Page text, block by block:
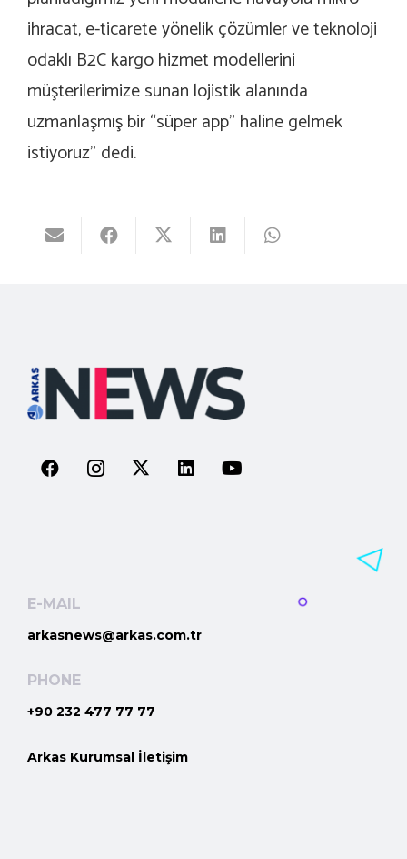
ihracat, e-ticarete yönelik çözümler ve teknoloji
odaklı B2C kargo hizmet modellerini
müşterilerimize sunan lojistik alanında
uzmanlaşmış bir “süper app” haline gelmek
istiyoruz” dedi.
E-MAIL
arkasnews@arkas.com.tr
PHONE
+90 232 477 77 77
Arkas Kurumsal İletişim